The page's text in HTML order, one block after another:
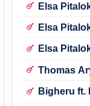
Elsa
Elsa
Elsa
Thomas
Bigheru ft.